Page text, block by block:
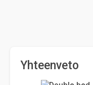
Yhteenveto